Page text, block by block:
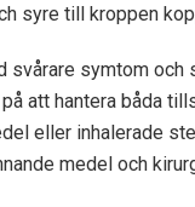
syre till kroppen
svårare symtom
att hantera båda
eller inhalerade
medel och